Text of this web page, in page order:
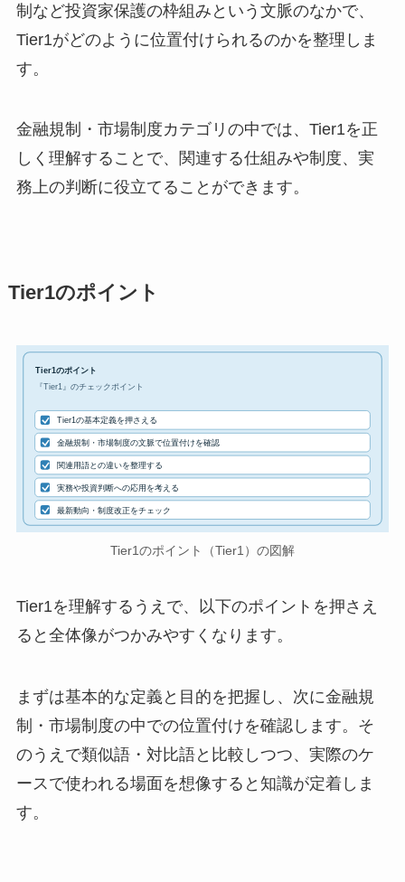
制など投資家保護の枠組みという文脈のなかで、
Tier1がどのように位置付けられるのかを整理しま
す。
金融規制・市場制度カテゴリの中では、Tier1を正
しく理解することで、関連する仕組みや制度、実
務上の判断に役立てることができます。
Tier1のポイント
Tier1のポイント
『Tier1』のチェックポイント
Tier1の基本定義を押さえる
金融規制・市場制度の文脈で位置付けを確認
関連用語との違いを整理する
実務や投資判断への応用を考える
最新動向・制度改正をチェック
Tier1のポイント（Tier1）の図解
Tier1を理解するうえで、以下のポイントを押さえ
ると全体像がつかみやすくなります。
まずは基本的な定義と目的を把握し、次に金融規
制・市場制度の中での位置付けを確認します。そ
のうえで類似語・対比語と比較しつつ、実際のケ
ースで使われる場面を想像すると知識が定着しま
す。